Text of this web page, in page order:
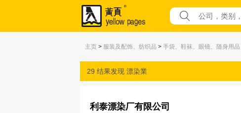
主页 > 服装及配饰、纺织品 > 手袋、鞋袜、眼镜、随身用品
29 结果发现 漂染業
利泰漂染厂有限公司